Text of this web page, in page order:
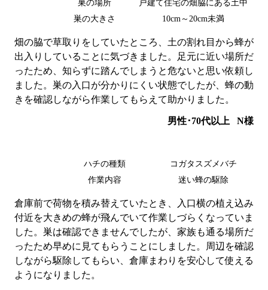
畑の脇で草取りをしていたところ、土の割れ目から蜂が
出入りしていることに気づきました。足元に近い場所だ
ったため、知らずに踏んでしまうと危ないと思い依頼し
ました。巣の入口が分かりにくい状態でしたが、蜂の動
きを確認しながら作業してもらえて助かりました。
男性･70代以上 N様
巣の場所
戸建て住宅の畑脇にある土中
巣の大きさ
10cm～20cm未満
倉庫前で荷物を積み替えていたとき、入口横の植え込み
付近を大きめの蜂が飛んでいて作業しづらくなっていま
した。巣は確認できませんでしたが、家族も通る場所だ
ったため早めに見てもらうことにしました。周辺を確認
しながら駆除してもらい、倉庫まわりを安心して使える
ようになりました。
ハチの種類
コガタスズメバチ
作業内容
迷い蜂の駆除